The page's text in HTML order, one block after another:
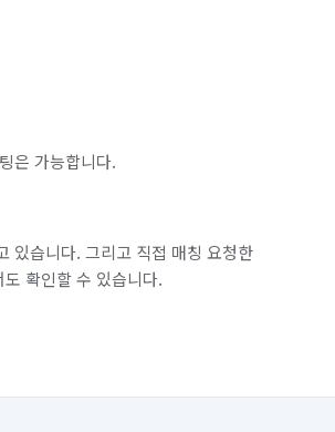
은 가능합니다.
있습니다. 그리고 직접 매칭 요청한
확인할 수 있습니다.